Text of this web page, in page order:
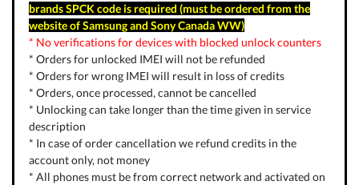
brands SPCK code is required (must be ordered from the
website of Samsung and Sony Canada WW)
* No verifications for devices with blocked unlock counters
* Orders for unlocked IMEI will not be refunded
* Orders for wrong IMEI will result in loss of credits
* Orders, once processed, cannot be cancelled
* Unlocking can take longer than the time given in service
description
* In case of order cancellation we refund credits in the
account only, not money
* All phones must be from correct network and activated on